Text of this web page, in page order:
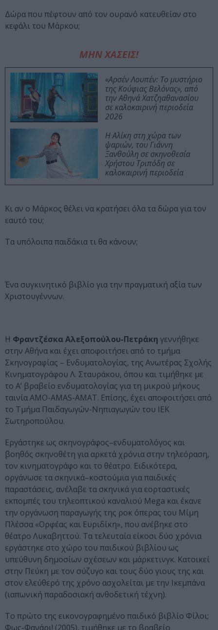
Δώρα που πέφτουν από τον ουρανό κατευθείαν στο
κεφάλι του Μάρκου;
ΜΗΝ ΧΑΣΕΙΣ!
«Αρσέν Λουπέν: Το μυστήριο
της Κούφιας Βελόνας», από
την Αθηνά Χατζηαθανασίου
σε καλοκαιρινή περιοδεία
2026
Η Αλίκη στη χώρα των
ψαριών, του Γιάννη
Ξανθούλη σε σκηνοθεσία
Χρήστου Τριπόδη σε
καλοκαιρινή περιοδεία
Κι αν ο Μάρκος θέλει να κρατήσει όλα τα δώρα για τον
εαυτό του;
Τα υπόλοιπα παιδάκια τι θα κάνουν;
Ένα συγκινητικό βιβλίο για την πραγματική αξία των
Χριστουγέννων.
Η Φραντζέσκα Αλεξοπούλου-Πετράκη γεννήθηκε
στην Αθήνα και έχει αποφοιτήσει από το τμήμα
Σκηνογραφίας – Ενδυματολογίας, της Ανωτέρας Σχολής
Κινηματογράφου Λ. Σταυράκου, όπου και τιμήθηκε με
το Α’ βραβείο ενδυματολογίας για τη μικρού μήκους
ταινία ΑΜΟ-AMAS-AMAT. Επίσης, έχει αποφοιτήσει από
το Τμήμα Παιδαγωγών-Νηπιαγωγών του ΙΕΚ
Σωτηροπούλου.
Εργάστηκε ως σκηνογράφος–ενδυματολόγος και
βοηθός σκηνοθέτη για αρκετά χρόνια στην τηλεόραση,
τον κινηματογράφο και το θέατρο. Ειδικότερα,
οργάνωσε τα σκηνικά–κοστούμια για παιδικές
παραστάσεις, ανέλαβε τα σκηνικά για εορταστικές
εκπομπές του τηλεοπτικού καναλιού Mega και έκανε
την οργάνωση παραγωγής της ροκ όπερας του Μίμη
Πλέσσα «Ορφέας και Ευριδίκη», που ανέβηκε στο
θέατρο Λυκαβηττού. Τα τελευταία είκοσι δύο χρόνια
εργάστηκε στο χώρο του παιδικού βιβλίου ως
υπεύθυνη δημοσίων σχέσεων και μάρκετινγκ. Κατοικεί
στην Πεύκη με τον σύζυγο και τους δύο γιους της και
στον ελεύθερό της χρόνο ασχολείται με την Ικεμπάνα
(ιαπωνική παραδοσιακή ανθοδετική τέχνη).
Το πρώτο της εικονογραφημένο παιδικό βιβλίο Φίλοι;
Φως-Φανάρι! (2005), τιμήθηκε με το βραβείο